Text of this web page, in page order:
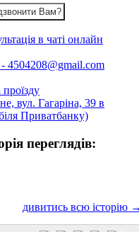
Вам?
в чаті онлайн
4504208@gmail.com
вул. Гагаріна, 39 в
Приватбанку)